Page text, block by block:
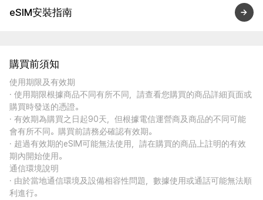
eSIM安裝指南
購買前須知
使用期限及有效期
· 使用期限根據商品不同有所不同，請查看您購買的商品詳細頁面或
購買時發送的憑證。
· 有效期為購買之日起90天，但根據電信運營商及商品的不同可能
會有所不同。購買前請務必確認有效期。
· 超過有效期的eSIM可能無法使用，請在購買的商品上註明的有效
期內開始使用。
通信環境說明
· 由於當地通信環境及設備相容性問題，數據使用或通話可能無法順
利進行。